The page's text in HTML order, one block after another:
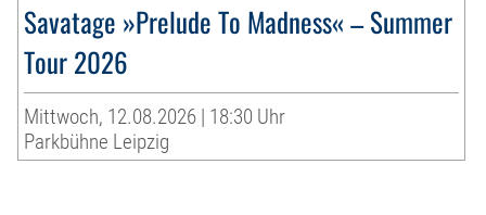
Savatage »Prelude To Madness« – Summer
Tour 2026
Mittwoch, 12.08.2026 | 18:30 Uhr
Parkbühne Leipzig